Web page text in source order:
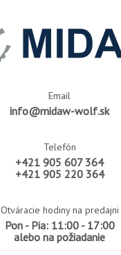
Email
info@midaw-wolf.sk
Telefón
+421 905 607 364
+421 905 220 364
Otváracie hodiny na predajni
Pon - Pia: 11:00 - 17:00
alebo na požiadanie